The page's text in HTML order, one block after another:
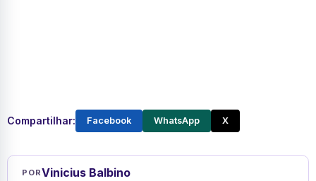
Compartilhar: Facebook WhatsApp X
PORVinicius Balbino